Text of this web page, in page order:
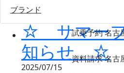
試乗予約 名古
資料請求 名古
ブランド
モトスクエア名古屋
☆ サマー
知らせ ☆
2025/07/15